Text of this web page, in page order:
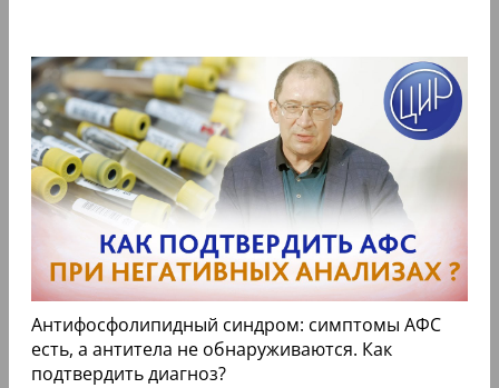
Антифосфолипидный синдром: симптомы АФС
есть, а антитела не обнаруживаются. Как
подтвердить диагноз?